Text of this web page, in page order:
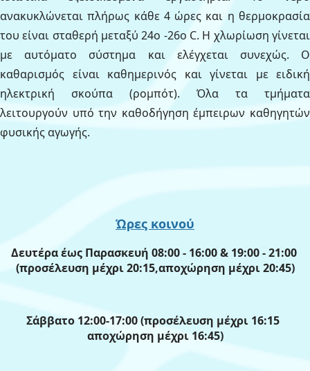
ανακυκλώνεται πλήρως κάθε 4 ώρες και η θερμοκρασία
του είναι σταθερή μεταξύ 24ο -26ο C. Η χλωρίωση γίνεται
με αυτόματο σύστημα και ελέγχεται συνεχώς. Ο
καθαρισμός είναι καθημερινός και γίνεται με ειδική
ηλεκτρική σκούπα (ρομπότ). Όλα τα τμήματα
λειτουργούν υπό την καθοδήγηση έμπειρων καθηγητών
φυσικής αγωγής.
Ώρες κοινού
Δευτέρα έως Παρασκευή 08:00 - 16:00 & 19:00 - 21:00
(προσέλευση μέχρι 20:15,αποχώρηση μέχρι 20:45)
Σάββατο 12:00-17:00 (προσέλευση μέχρι 16:15
αποχώρηση μέχρι 16:45)